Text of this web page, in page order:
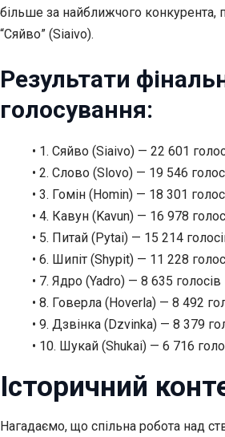
більше за найближчого конкурента,
“Сяйво” (Siaivo).
Результати
голосування:
• 1. Сяйво (Siaivo) — 22 601
• 2. Слово (Slovo) — 19 546
• 3. Гомін (Homin) — 18 301 голос
• 4. Кавун (Kavun) — 16 978
• 5. Питай (Pytai) — 15 214
• 6. Шипіт (Shypit) — 11 228
• 7. Ядро (Yadro) — 8 635 голосів
• 8. Говерла (Hoverla) — 8 492
• 9. Дзвінка (Dzvinka) — 8 379
• 10. Шукай (Shukai) — 6 716
Історичний
Нагадаємо, що спільна робота над